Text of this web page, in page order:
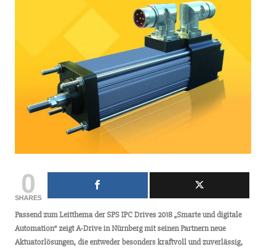
0
SHARES
Passend zum Leitthema der SPS IPC Drives 2018 „Smarte und digitale
Automation“ zeigt A-Drive in Nürnberg mit seinen Partnern neue
Aktuatorlösungen, die entweder besonders kraftvoll und zuverlässig,